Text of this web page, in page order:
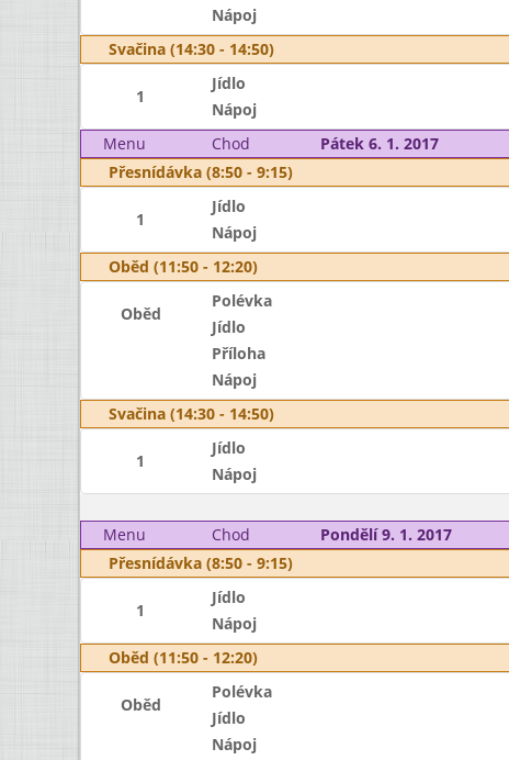
Nápoj
Svačina (14:30 - 14:50)
1
Jídlo
Nápoj
Menu
Chod Pátek 6. 1. 2017
Přesnídávka (8:50 - 9:15)
1
Jídlo
Nápoj
Oběd (11:50 - 12:20)
Oběd
Polévka
Jídlo
Příloha
Nápoj
Svačina (14:30 - 14:50)
1
Jídlo
Nápoj
Menu
Chod Pondělí 9. 1. 2017
Přesnídávka (8:50 - 9:15)
1
Jídlo
Nápoj
Oběd (11:50 - 12:20)
Oběd
Polévka
Jídlo
Nápoj